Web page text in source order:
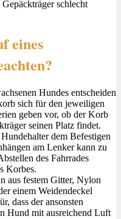
schlecht
eines
Hundes entscheiden
sich für den jeweiligen
geben vor, ob der Korb
seinen Platz findet.
dem Befestigen
am Lenker kann zu
des Fahrrades
Korbes.
aus festem Gitter, Nylon
einem Weidendeckel
dass der ansonsten
Hund mit ausreichend Luft